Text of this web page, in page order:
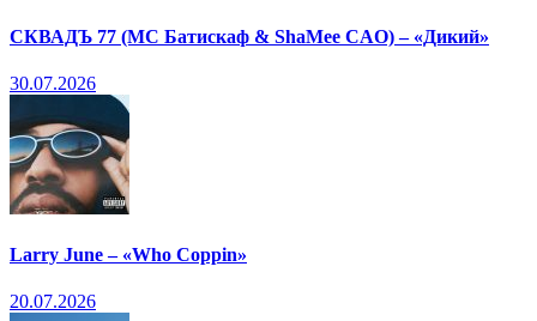
СКВАДЪ 77 (МС Батискаф & ShaMee CAO) – «Дикий»
30.07.2026
Larry June – «Who Coppin»
20.07.2026